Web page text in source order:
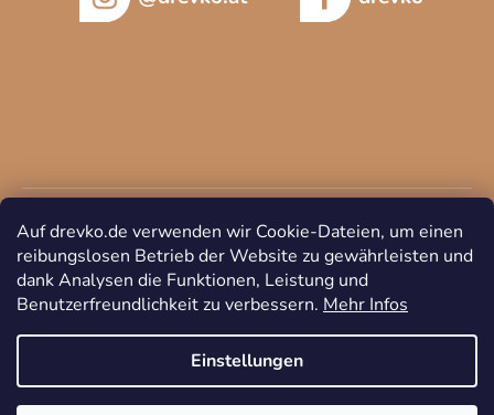
Auf drevko.de verwenden wir Cookie-Dateien, um einen
reibungslosen Betrieb der Website zu gewährleisten und
dank Analysen die Funktionen, Leistung und
Benutzerfreundlichkeit zu verbessern. Mehr Infos
Einstellungen
Copyright 2026DREVKO. Alle Rechte vorbehalten.